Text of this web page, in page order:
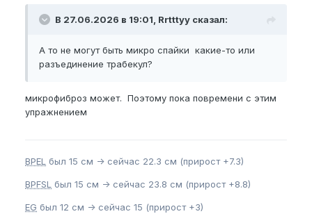
В 27.06.2026 в 19:01, Rrtttyy сказал:
А то не могут быть микро спайки какие-то или
разъединение трабекул?
микрофиброз может. Поэтому пока повремени с этим
упражнением
BPEL был 15 см -> сейчас 22.3 см (прирост +7.3)
BPFSL был 15 см -> сейчас 23.8 см (прирост +8.8)
EG был 12 см -> сейчас 15 (прирост +3)